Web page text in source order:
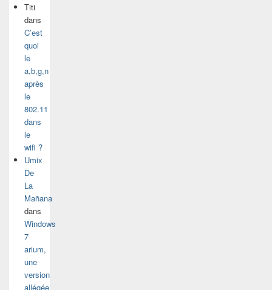
Titi
dans
C’est
quoi
le
a,b,g,n
après
le
802.11
dans
le
wifi ?
Umix
De
La
Mañana
dans
Windows
7
arium,
une
version
allégée